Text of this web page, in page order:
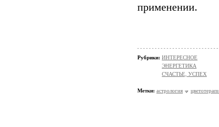
применении.
Рубрики: ИНТЕРЕСНОЕ
ЭНЕРГЕТИКА
СЧАСТЬЕ, УСПЕХ
Метки: астрология